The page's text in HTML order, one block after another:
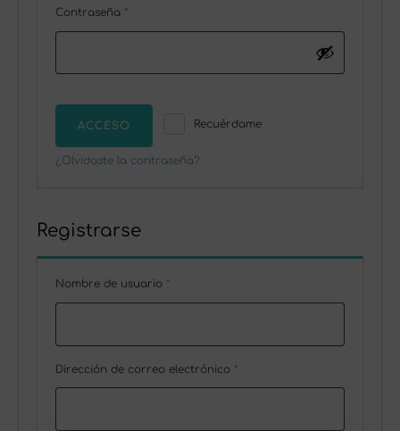
Contraseña *
Recuérdame
ACCESO
¿Olvidaste la contraseña?
Registrarse
Nombre de usuario *
Dirección de correo electrónico *